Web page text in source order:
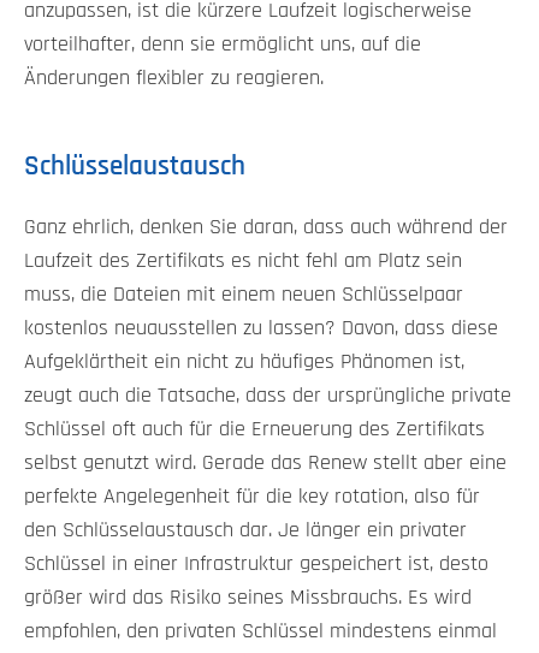
anzupassen, ist die kürzere Laufzeit logischerweise
vorteilhafter, denn sie ermöglicht uns, auf die
Änderungen flexibler zu reagieren.
Schlüsselaustausch
Ganz ehrlich, denken Sie daran, dass auch während der
Laufzeit des Zertifikats es nicht fehl am Platz sein
muss, die Dateien mit einem neuen Schlüsselpaar
kostenlos neuausstellen zu lassen? Davon, dass diese
Aufgeklärtheit ein nicht zu häufiges Phänomen ist,
zeugt auch die Tatsache, dass der ursprüngliche private
Schlüssel oft auch für die Erneuerung des Zertifikats
selbst genutzt wird. Gerade das Renew stellt aber eine
perfekte Angelegenheit für die key rotation, also für
den Schlüsselaustausch dar. Je länger ein privater
Schlüssel in einer Infrastruktur gespeichert ist, desto
größer wird das Risiko seines Missbrauchs. Es wird
empfohlen, den privaten Schlüssel mindestens einmal